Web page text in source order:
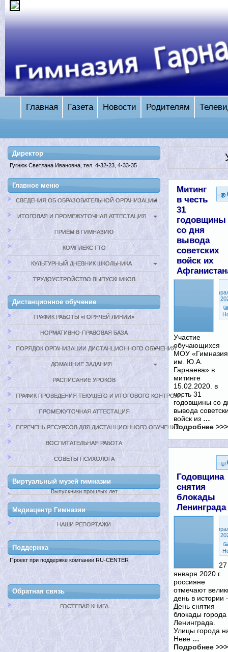
Главная Газета Новости Родителям
Митинг
в честь
31
годовщины
со дня
вывода
советских
войск их
19,
Участие
обучающихся
МОУ «Гимназия
им. Ю.А.
Гарнаева» в
митинге
15.02.2020. в
честь 31
годовщины со
вывода
войск из …
Подробнее >>>
Годовщина
снятия
блокады
Ленинграда
5,
27
января 2020 г.
россияне
отмечают
день в
День снятия
блокады города
Ленинграда.
Улицы города
Неве …
Подробнее >>>
Директор
Гугнюк Светлана Ивановна, тел. 4-32-23, 4-33-35
Главное меню
СВЕДЕНИЯ ОБ ОБРАЗОВАТЕЛЬНОЙ ОРГАНИЗАЦИИ
ИТОГОВАЯ И ПРОМЕЖУТОЧНАЯ АТТЕСТАЦИЯ
ПРИЁМ В ГИМНАЗИЮ
КОМПЛЕКС ГТО
КУЛЬТУРНЫЙ ДНЕВНИК ШКОЛЬНИКА
ТРУДОУСТРОЙСТВО ВЫПУСКНИКОВ
Дистанционное обучение
ГРАФИК РАБОТЫ «ГОРЯЧЕЙ ЛИНИИ»
НОРМАТИВНО-ПРАВОВАЯ БАЗА
ПОРЯДОК ОРГАНИЗАЦИИ ДИСТАНЦИОННОГО ОБУЧЕНИЯ
ДОМАШНИЕ ЗАДАНИЯ
РАСПИСАНИЕ УРОКОВ
ГРАФИК ПРОВЕДЕНИЯ ТЕКУЩЕГО И ИТОГОВОГО КОНТРОЛЯ
ПРОМЕЖУТОЧНАЯ АТТЕСТАЦИЯ
ПЕРЕЧЕНЬ РЕСУРСОВ ДЛЯ ДИСТАНЦИОННОГО ОБУЧЕНИЯ
ВОСПИТАТЕЛЬНАЯ РАБОТА
СОВЕТЫ ПСИХОЛОГА
Виртуальный музей гимназии
Выпускники прошлых лет
Медиацентр Гимназии
НАШИ РЕПОРТАЖИ
Поддержкa
Проект при поддержке компании RU-CENTER
Обратная связь
ГОСТЕВАЯ КНИГА